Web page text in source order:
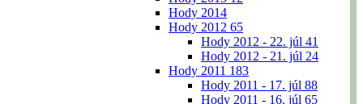
Hody 2014
Hody 2012 65
Hody 2012 - 22. júl 41
Hody 2012 - 21. júl 24
Hody 2011 183
Hody 2011 - 17. júl 88
Hody 2011 - 16. júl 65